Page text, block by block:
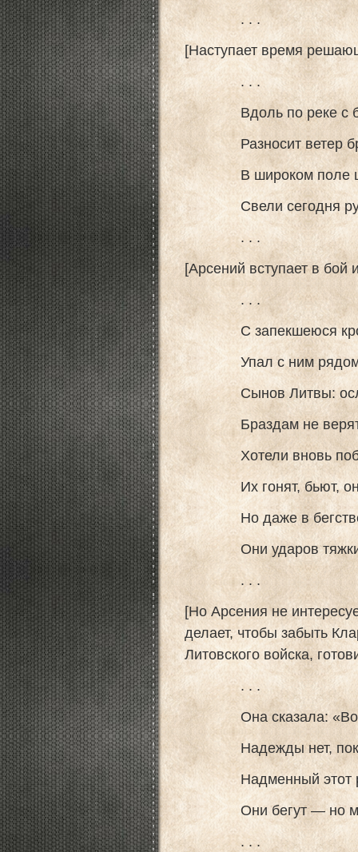
. . .
[Наступает время
. . .
Вдоль по реке с
Разносит ветер
В широком поле
Свели сегодня
. . .
[Арсений вступает в бой
. . .
С запекшеюся
Упал с ним рядом.
Сынов Литвы:
Браздам не верят!
Хотели вновь
Их гонят, бьют, они
Но даже в бегстве,
Они ударов тяжких
. . .
[Но Арсения не
делает, чтобы забыть
Литовского войска,
. . .
Она сказала:
Надежды нет,
Надменный этот
Они бегут — но мы
. . .